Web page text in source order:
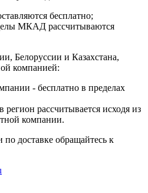
бесплатно;
МКАД рассчитываются
Белоруссии и Казахстана,
компанией:
- бесплатно в пределах
регион рассчитывается исходя из
компании.
доставке обращайтесь к